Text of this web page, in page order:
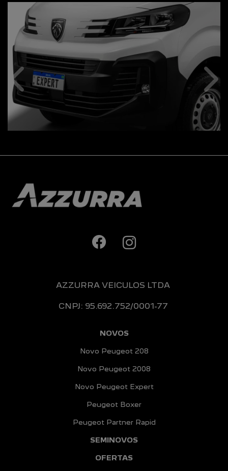
Anterior
Novo Peugeot 208
Novo Peugeot 2008
Novo Peugeot Expert
Peugeot Boxer
Peugeot Partner Rapid
SEMINOVOS
OFERTAS
VENDAS DIRETAS